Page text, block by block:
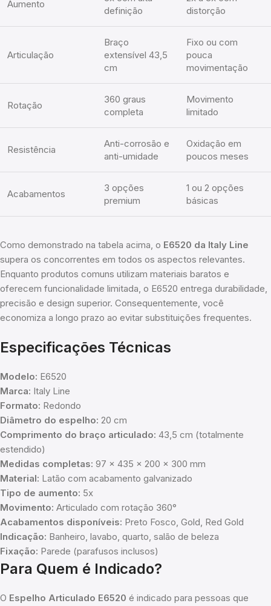
Aumento
definição
distorção
Articulação
Braço
extensível 43,5
cm
Fixo ou com
pouca
movimentação
Rotação
360 graus
completa
Movimento
limitado
Resistência
Anti-corrosão e
anti-umidade
Oxidação em
poucos meses
Acabamentos
3 opções
premium
1 ou 2 opções
básicas
Como demonstrado na tabela acima, o E6520 da Italy Line
supera os concorrentes em todos os aspectos relevantes.
Enquanto produtos comuns utilizam materiais baratos e
oferecem funcionalidade limitada, o E6520 entrega durabilidade,
precisão e design superior. Consequentemente, você
economiza a longo prazo ao evitar substituições frequentes.
Especificações Técnicas
Modelo: E6520
Marca: Italy Line
Formato: Redondo
Diâmetro do espelho: 20 cm
Comprimento do braço articulado: 43,5 cm (totalmente
estendido)
Medidas completas: 97 x 435 x 200 x 300 mm
Material: Latão com acabamento galvanizado
Tipo de aumento: 5x
Movimento: Articulado com rotação 360°
Acabamentos disponíveis: Preto Fosco, Gold, Red Gold
Indicação: Banheiro, lavabo, quarto, salão de beleza
Fixação: Parede (parafusos inclusos)
Para Quem é Indicado?
O Espelho Articulado E6520 é indicado para pessoas que